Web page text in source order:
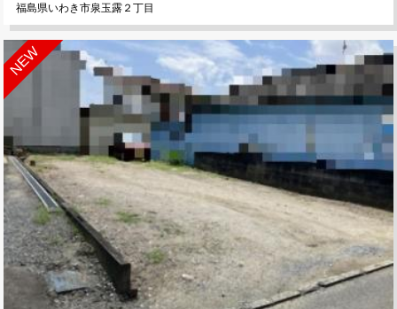
福島県いわき市泉玉露２丁目